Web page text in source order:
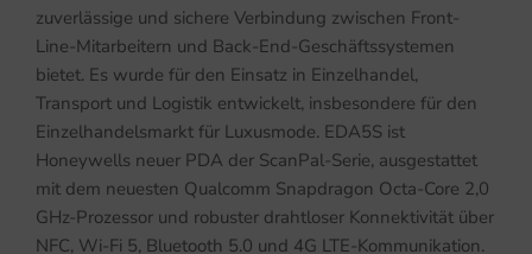
zuverlässige und sichere Verbindung zwischen Front-
Line-Mitarbeitern und Back-End-Geschäftssystemen
bietet. Es wurde für den Einsatz in Einzelhandel,
Transport und Logistik entwickelt, insbesondere für den
Einzelhandelsmarkt für Luxusmode. EDA5S ist
Honeywells neuer PDA der ScanPal-Serie, ausgestattet
mit dem neuesten Qualcomm Snapdragon Octa-Core 2,0
GHz-Prozessor und robuster drahtloser Konnektivität über
NFC, Wi-Fi 5, Bluetooth 5.0 und 4G LTE-Kommunikation.